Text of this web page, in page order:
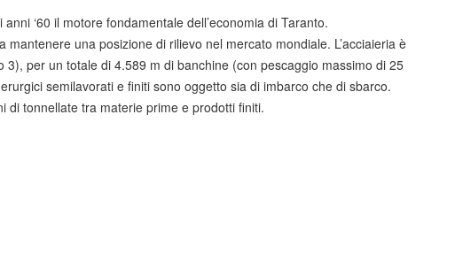
‘60 il motore fondamentale dell’economia di Taranto.
una posizione di rilievo nel mercato mondiale. L’acciaieria è
per un totale di 4.589 m di banchine (con pescaggio massimo di 25
semilavorati e finiti sono oggetto sia di imbarco che di sbarco.
di tonnellate tra materie prime e prodotti finiti.